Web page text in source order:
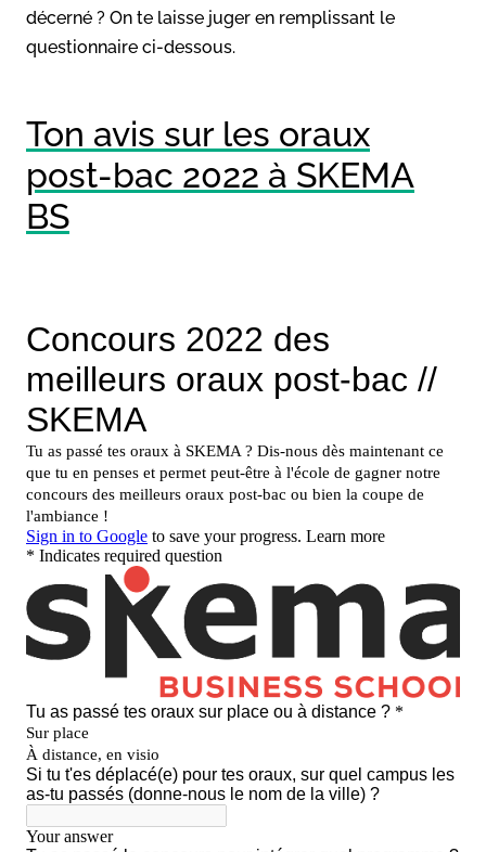
décerné ? On te laisse juger en remplissant le
questionnaire ci-dessous.
Ton avis sur les oraux
post-bac 2022 à SKEMA
BS